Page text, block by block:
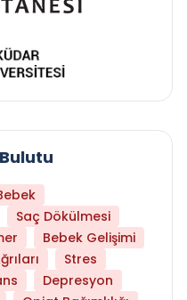
Saç Dökülmesi
Bebek Gelişimi
Stres
Depresyon